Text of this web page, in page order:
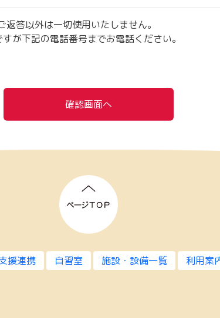
答以外は一切使用いたしません。
が下記の電話番号までお電話ください。
確認画面へ
援連携 自習室 施設・設備一覧
利用案